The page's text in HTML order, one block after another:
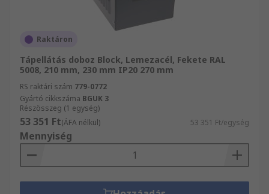
Raktáron
Tápellátás doboz Block, Lemezacél, Fekete RAL
5008, 210 mm, 230 mm IP20 270 mm
RS raktári szám 779-0772
Gyártó cikkszáma BGUK 3
Részösszeg (1 egység)
53 351 Ft(ÁFA nélkül) 53 351 Ft/egység
Mennyiség